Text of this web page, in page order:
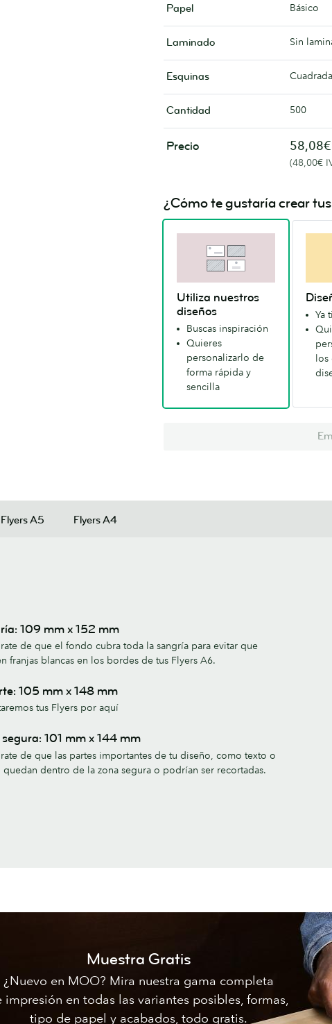
Papel Básico
Laminado Sin
Esquinas
Cantidad 500
Precio 58,08€
(48,00€
¿Cómo te gustaría crear
Utiliza nuestros
diseños
Buscas inspiración
Quieres
personalizarlo de
forma rápida y
sencilla
Ya
los
109 mm x 152 mm
de que el fondo cubra toda la sangría para evitar que
franjas blancas en los bordes de tus Flyers A6.
105 mm x 148 mm
tus Flyers por aquí
101 mm x 144 mm
de que las partes importantes de tu diseño, como texto o
quedan dentro de la zona segura o podrían ser recortadas.
Flyers A5 Flyers A4
Muestra Gratis
¿Nuevo en MOO? Mira nuestra gama completa
impresión en todas las variantes posibles, formas,
tipo de papel y acabados, todo gratis.